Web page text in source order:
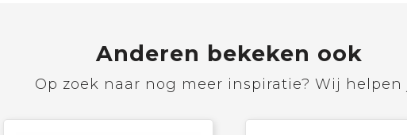
Anderen bekeken ook
Op zoek naar nog meer inspiratie? Wij helpen